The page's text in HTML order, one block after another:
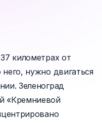
километрах от
нужно двигаться
Зеленоград
«Кремниевой